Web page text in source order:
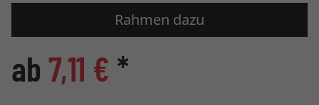
Rahmen dazu
ab 7,11 € *